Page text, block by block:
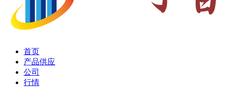
首页
产品供应
公司
行情